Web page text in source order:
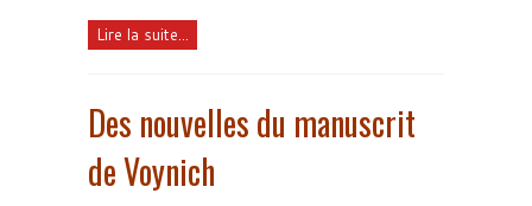
Lire la suite...
Des nouvelles du manuscrit
de Voynich